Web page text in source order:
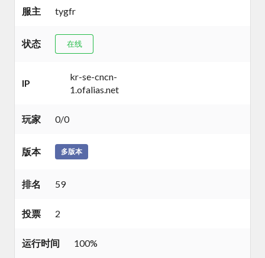
服主 tygfr
状态 在线
IP
kr-se-cncn-
1.ofalias.net
玩家 0/0
版本 多版本
排名 59
投票 2
运行时间 100%